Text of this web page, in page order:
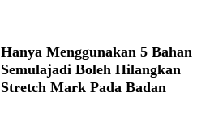
Hanya Menggunakan 5 Bahan
Semulajadi Boleh Hilangkan
Stretch Mark Pada Badan